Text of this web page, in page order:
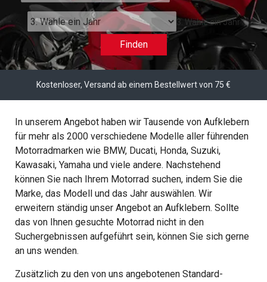
3. Wähle ein Jahr
Finden
Kostenloser, Versand ab einem Bestellwert von 75 €
In unserem Angebot haben wir Tausende von Aufklebern
für mehr als 2000 verschiedene Modelle aller führenden
Motorradmarken wie BMW, Ducati, Honda, Suzuki,
Kawasaki, Yamaha und viele andere. Nachstehend
können Sie nach Ihrem Motorrad suchen, indem Sie die
Marke, das Modell und das Jahr auswählen. Wir
erweitern ständig unser Angebot an Aufklebern. Sollte
das von Ihnen gesuchte Motorrad nicht in den
Suchergebnissen aufgeführt sein, können Sie sich gerne
an uns wenden.
Zusätzlich zu den von uns angebotenen Standard-